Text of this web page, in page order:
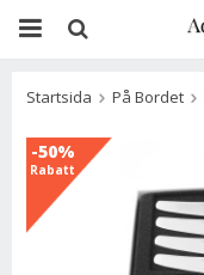
Startsida På Bordet
-50%
Rabatt